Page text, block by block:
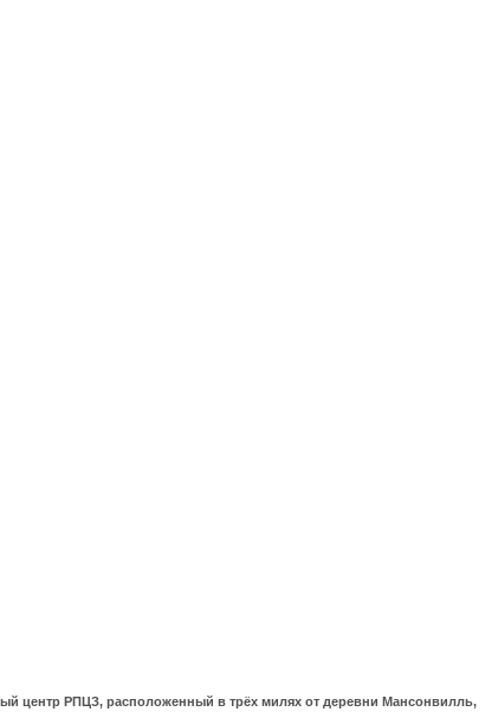
центр РПЦЗ, расположенный в трёх милях от деревни Мансонвилль,